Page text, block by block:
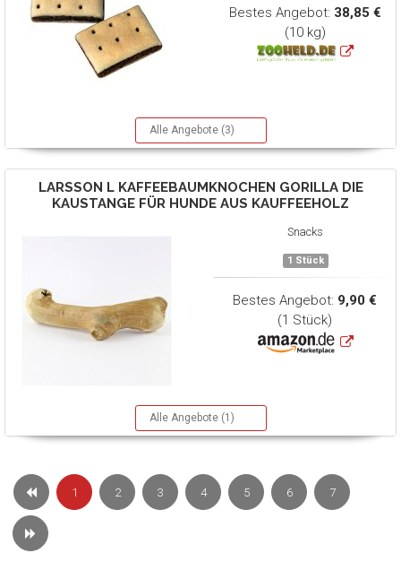
Bestes Angebot: 38,85 €
(10 kg)
Alle Angebote (3)
LARSSON L KAFFEEBAUMKNOCHEN GORILLA DIE
KAUSTANGE FÜR HUNDE AUS KAUFFEEHOLZ
Snacks
1 Stück
Bestes Angebot: 9,90 €
(1 Stück)
Alle Angebote (1)
1 2 3 4 5 6 7